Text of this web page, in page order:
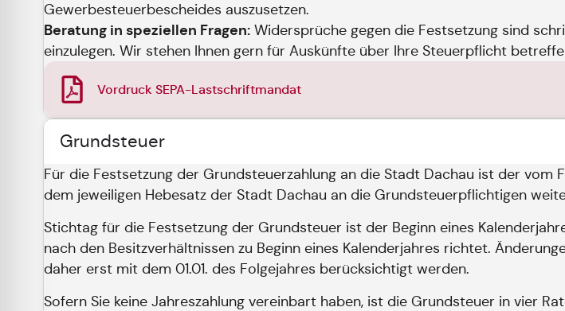
Gewerbesteuerbescheides auszusetzen.
Beratung in speziellen Fragen: Widersprüche gegen die Festsetzung sind
einzulegen. Wir stehen Ihnen gern für Auskünfte über Ihre Steuerpflicht
Vordruck SEPA-Lastschriftmandat
Grundsteuer
Für die Festsetzung der Grundsteuerzahlung an die Stadt Dachau ist der
dem jeweiligen Hebesatz der Stadt Dachau an die Grundsteuerpflichtigen
Stichtag für die Festsetzung der Grundsteuer ist der Beginn eines
nach den Besitzverhältnissen zu Beginn eines Kalenderjahres richtet.
daher erst mit dem 01.01. des Folgejahres berücksichtigt werden.
Sofern Sie keine Jahreszahlung vereinbart haben, ist die Grundsteuer in vier